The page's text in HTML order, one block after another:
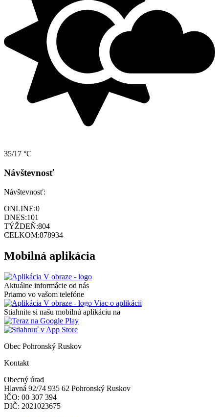
35/17 °C
Návštevnosť
Návštevnosť:
ONLINE:0
DNES:101
TÝŽDEŇ:804
CELKOM:878934
Mobilná aplikácia
Aktuálne informácie od nás
Priamo vo vašom telefóne
Viac o aplikácii
Stiahnite si našu mobilnú aplikáciu na
Obec Pohronský Ruskov
Kontakt
Obecný úrad
Hlavná 92/74 935 62 Pohronský Ruskov
IČO: 00 307 394
DIČ: 2021023675